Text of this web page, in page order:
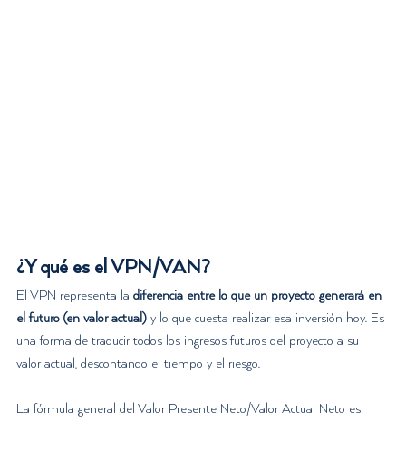
¿Y qué es el VPN/VAN?
El VPN representa la diferencia entre lo que un proyecto generará en
el futuro (en valor actual) y lo que cuesta realizar esa inversión hoy. Es
una forma de traducir todos los ingresos futuros del proyecto a su
valor actual, descontando el tiempo y el riesgo.
La fórmula general del Valor Presente Neto/Valor Actual Neto es: